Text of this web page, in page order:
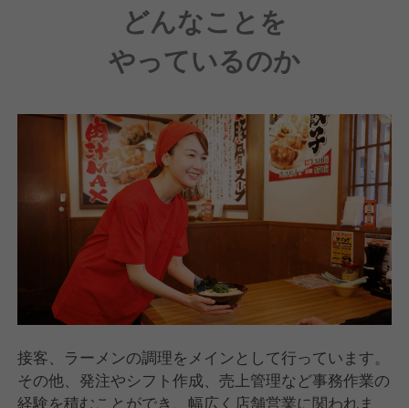
どんなことを
やっているのか
接客、ラーメンの調理をメインとして行っています。
その他、発注やシフト作成、売上管理など事務作業の
経験を積むことができ、幅広く店舗営業に関われま